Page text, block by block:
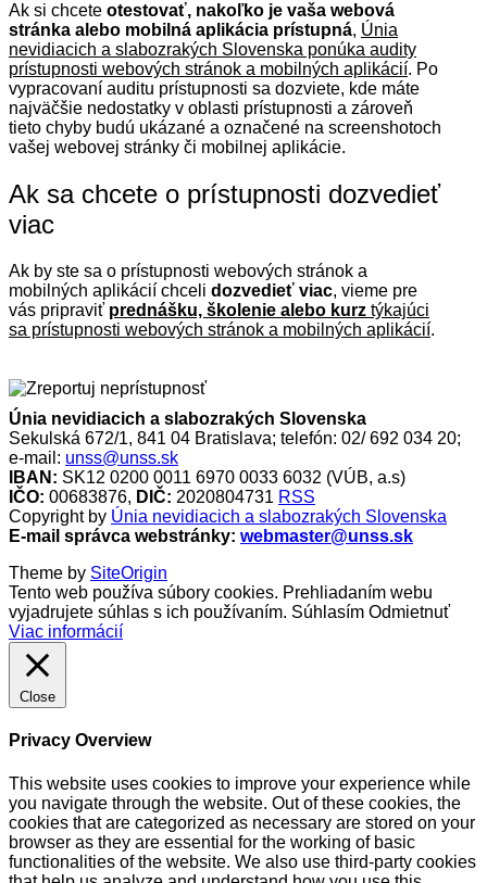
Ak si chcete otestovať, nakoľko je vaša webová
stránka alebo mobilná aplikácia prístupná, Únia
nevidiacich a slabozrakých Slovenska ponúka audity
prístupnosti webových stránok a mobilných aplikácií. Po
vypracovaní auditu prístupnosti sa dozviete, kde máte
najväčšie nedostatky v oblasti prístupnosti a zároveň
tieto chyby budú ukázané a označené na screenshotoch
vašej webovej stránky či mobilnej aplikácie.
Ak sa chcete o prístupnosti dozvedieť
viac
Ak by ste sa o prístupnosti webových stránok a
mobilných aplikácií chceli dozvedieť viac, vieme pre
vás pripraviť prednášku, školenie alebo kurz týkajúci
sa prístupnosti webových stránok a mobilných aplikácií.
Únia nevidiacich a slabozrakých Slovenska
Sekulská 672/1, 841 04 Bratislava; telefón: 02/ 692 034 20;
e-mail: unss@unss.sk
IBAN: SK12 0200 0011 6970 0033 6032 (VÚB, a.s)
IČO: 00683876, DIČ: 2020804731 RSS
Copyright by Únia nevidiacich a slabozrakých Slovenska
E-mail správca webstránky: webmaster@unss.sk
Theme by SiteOrigin
Tento web používa súbory cookies. Prehliadaním webu
vyjadrujete súhlas s ich používaním. Súhlasím Odmietnuť
Viac informácií
Close
Privacy Overview
This website uses cookies to improve your experience while
you navigate through the website. Out of these cookies, the
cookies that are categorized as necessary are stored on your
browser as they are essential for the working of basic
functionalities of the website. We also use third-party cookies